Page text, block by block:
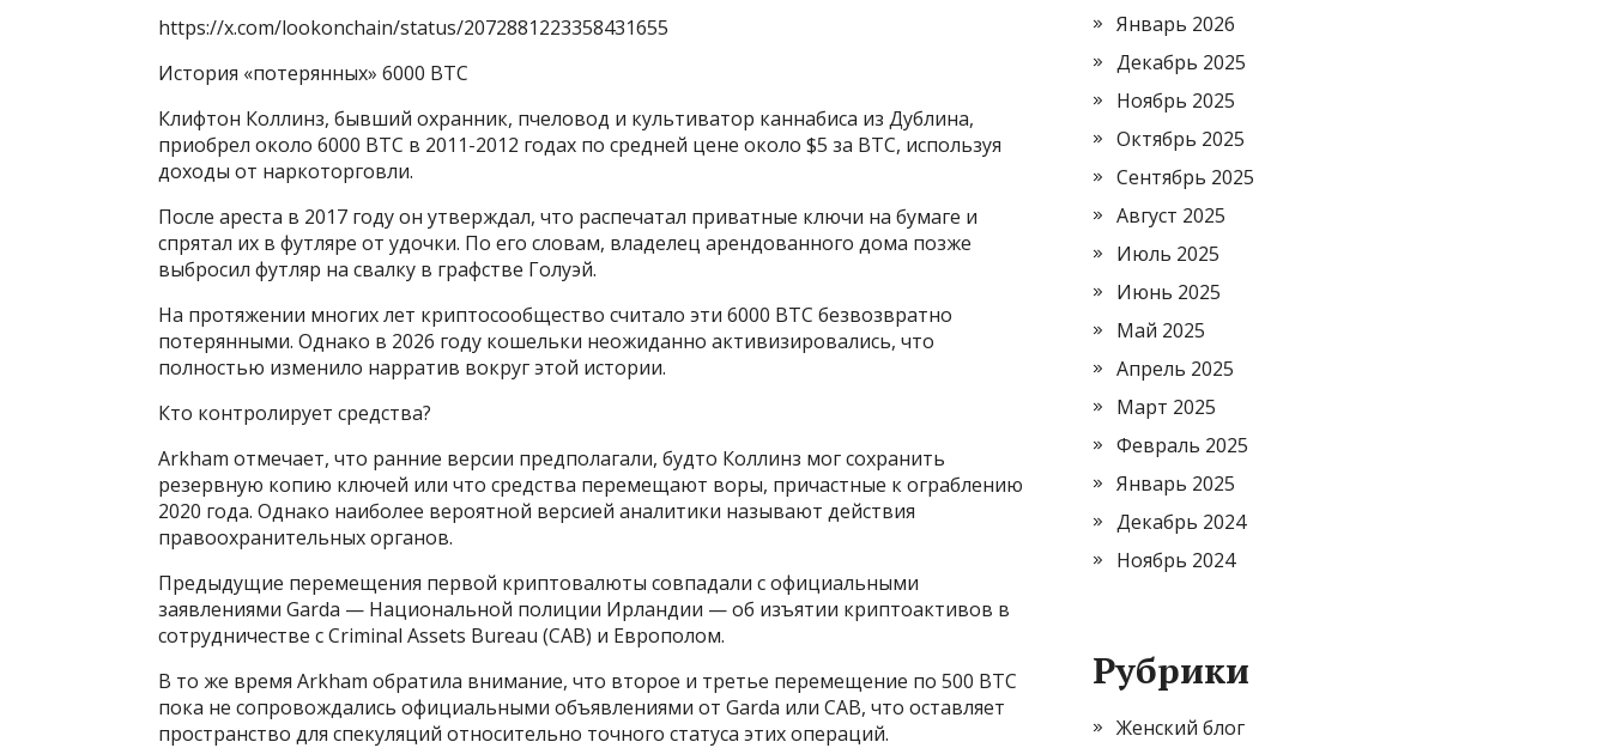
https://x.com/lookonchain/status/2072881223358431655
История «потерянных» 6000 BTC
Клифтон Коллинз, бывший охранник, пчеловод и культиватор каннабиса из Дублина,
приобрел около 6000 BTC в 2011-2012 годах по средней цене около $5 за BTC, используя
доходы от наркоторговли.
После ареста в 2017 году он утверждал, что распечатал приватные ключи на бумаге и
спрятал их в футляре от удочки. По его словам, владелец арендованного дома позже
выбросил футляр на свалку в графстве Голуэй.
На протяжении многих лет криптосообщество считало эти 6000 BTC безвозвратно
потерянными. Однако в 2026 году кошельки неожиданно активизировались, что
полностью изменило нарратив вокруг этой истории.
Кто контролирует средства?
Arkham отмечает, что ранние версии предполагали, будто Коллинз мог сохранить
резервную копию ключей или что средства перемещают воры, причастные к ограблению
2020 года. Однако наиболее вероятной версией аналитики называют действия
правоохранительных органов.
Предыдущие перемещения первой криптовалюты совпадали с официальными
заявлениями Garda — Национальной полиции Ирландии — об изъятии криптоактивов в
сотрудничестве с Criminal Assets Bureau (CAB) и Европолом.
В то же время Arkham обратила внимание, что второе и третье перемещение по 500 BTC
пока не сопровождались официальными объявлениями от Garda или CAB, что оставляет
пространство для спекуляций относительно точного статуса этих операций.
Январь 2026
Декабрь 2025
Ноябрь 2025
Октябрь 2025
Сентябрь 2025
Август 2025
Июль 2025
Июнь 2025
Май 2025
Апрель 2025
Март 2025
Февраль 2025
Январь 2025
Декабрь 2024
Ноябрь 2024
Рубрики
Женский блог